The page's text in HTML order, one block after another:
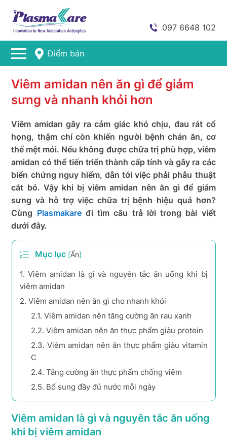
097 6648 102
Điểm bán
Viêm amidan nên ăn gì để giảm
sưng và nhanh khỏi hơn
Viêm amidan gây ra cảm giác khó chịu, đau rát cổ
họng, thậm chí còn khiến người bệnh chán ăn, cơ
thể mệt mỏi. Nếu không được chữa trị phù hợp, viêm
amidan có thể tiến triển thành cấp tính và gây ra các
biến chứng nguy hiểm, dẫn tới việc phải phẫu thuật
cắt bỏ. Vậy khi bị viêm amidan nên ăn gì để giảm
sưng và hỗ trợ việc chữa trị bệnh hiệu quả hơn?
Cùng Plasmakaređi tìm câu trả lời trong bài viết
dưới đây.
Mục lục [Ẩn]
1. Viêm amidan là gì và nguyên tắc ăn uống khi bị
viêm amidan
2. Viêm amidan nên ăn gì cho nhanh khỏi
2.1. Viêm amidan nên tăng cường ăn rau xanh
2.2. Viêm amidan nên ăn thực phẩm giàu protein
2.3. Viêm amidan nên ăn thực phẩm giàu vitamin
C
2.4. Tăng cường ăn thực phẩm chống viêm
2.5. Bổ sung đầy đủ nước mỗi ngày
Viêm amidan là gì và nguyên tắc ăn uống
khi bị viêm amidan